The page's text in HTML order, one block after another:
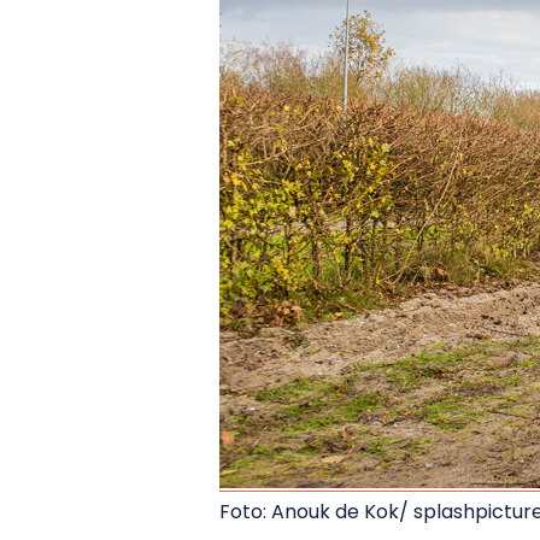
Foto: Anouk de Kok/